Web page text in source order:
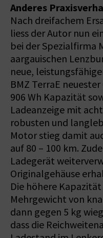
Anderes
Nach dreifachem
liess der Autor nun
bei der Spezialfirma
aargauischen
neue,
BMZ TerraE
906 Wh Kapazität
Ladeanzeige mit
robusten und
Motor stieg damit
auf 80 – 100 km.
Ladegerät
Originalgehäuse
Die höhere
Mehrgewicht von
dann gegen 5 kg
dass die